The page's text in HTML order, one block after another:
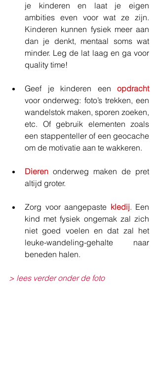
je kinderen en laat je eigen
ambities even voor wat ze zijn.
Kinderen kunnen fysiek meer aan
dan je denkt, mentaal soms wat
minder. Leg de lat laag en ga voor
quality time!
Geef je kinderen een opdracht
voor onderweg: foto’s trekken, een
wandelstok maken, sporen zoeken,
etc. Of gebruik elementen zoals
een stappenteller of een geocache
om de motivatie aan te wakkeren.
Dieren onderweg maken de pret
altijd groter.
Zorg voor aangepaste kledij. Een
kind met fysiek ongemak zal zich
niet goed voelen en dat zal het
leuke-wandeling-gehalte naar
beneden halen.
> lees verder onder de foto